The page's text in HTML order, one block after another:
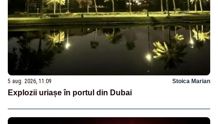
5 aug. 2026, 11:09 Stoica Marian
Explozii uriașe în portul din Dubai